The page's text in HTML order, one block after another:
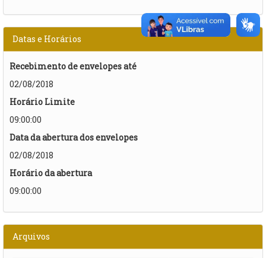
Datas e Horários
Recebimento de envelopes até
02/08/2018
Horário Limite
09:00:00
Data da abertura dos envelopes
02/08/2018
Horário da abertura
09:00:00
Arquivos